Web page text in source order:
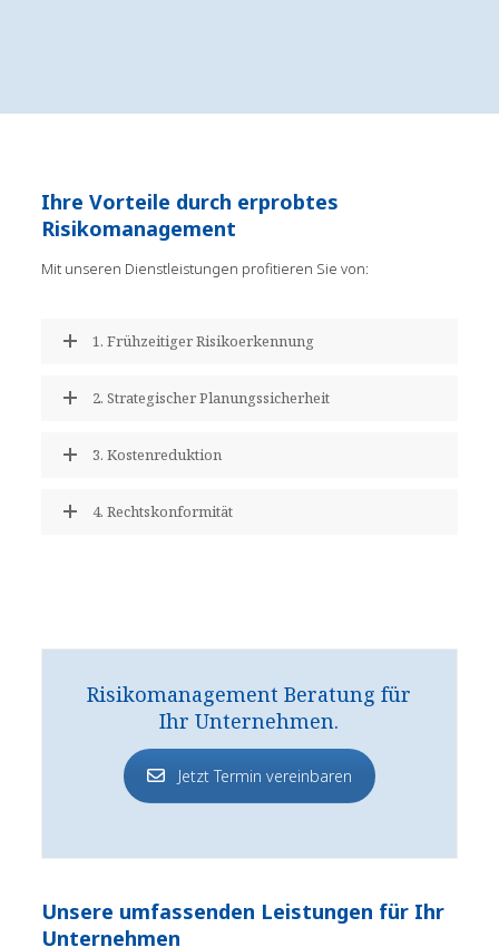
Ihre Vorteile durch erprobtes
Risikomanagement
Mit unseren Dienstleistungen profitieren Sie von:
1. Frühzeitiger Risikoerkennung
2. Strategischer Planungssicherheit
3. Kostenreduktion
4. Rechtskonformität
Risikomanagement Beratung für
Ihr Unternehmen.
Jetzt Termin vereinbaren
Unsere umfassenden Leistungen für Ihr
Unternehmen